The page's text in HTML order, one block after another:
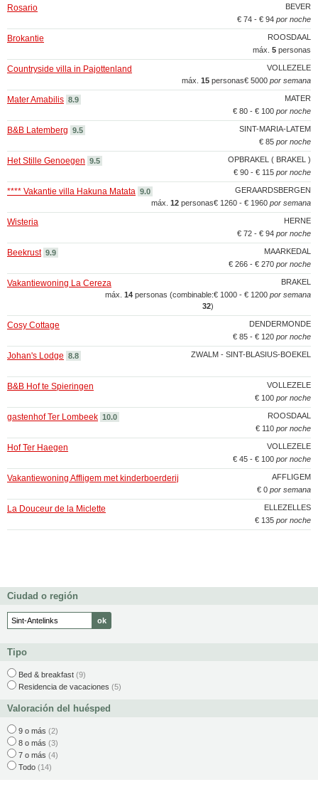
BEVER
Rosario
€ 74 - € 94 por noche
ROOSDAAL
Brokantie
máx. 5 personas
VOLLEZELE
Countryside villa in Pajottenland
€ 5000 por semana
máx. 15 personas
MATER
Mater Amabilis 8.9
€ 80 - € 100 por noche
SINT-MARIA-LATEM
B&B Latemberg 9.5
€ 85 por noche
OPBRAKEL ( BRAKEL )
Het Stille Genoegen 9.5
€ 90 - € 115 por noche
GERAARDSBERGEN
**** Vakantie villa Hakuna Matata 9.0
€ 1260 - € 1960 por semana
máx. 12 personas
HERNE
Wisteria
€ 72 - € 94 por noche
MAARKEDAL
Beekrust 9.9
€ 266 - € 270 por noche
BRAKEL
Vakantiewoning La Cereza
€ 1000 - € 1200 por semana
máx. 14 personas (combinable:
32)
DENDERMONDE
Cosy Cottage
€ 85 - € 120 por noche
ZWALM - SINT-BLASIUS-BOEKEL
Johan's Lodge 8.8
VOLLEZELE
B&B Hof te Spieringen
€ 100 por noche
ROOSDAAL
gastenhof Ter Lombeek 10.0
€ 110 por noche
VOLLEZELE
Hof Ter Haegen
€ 45 - € 100 por noche
AFFLIGEM
Vakantiewoning Affligem met kinderboerderij
€ 0 por semana
ELLEZELLES
La Douceur de la Miclette
€ 135 por noche
Ciudad o región
Tipo
Bed & breakfast (9)
Residencia de vacaciones (5)
Valoración del huésped
9 o más (2)
8 o más (3)
7 o más (4)
Todo (14)